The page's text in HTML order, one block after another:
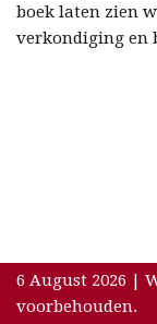
boek laten zien
verkondiging en
6 August 2026 |
voorbehouden.